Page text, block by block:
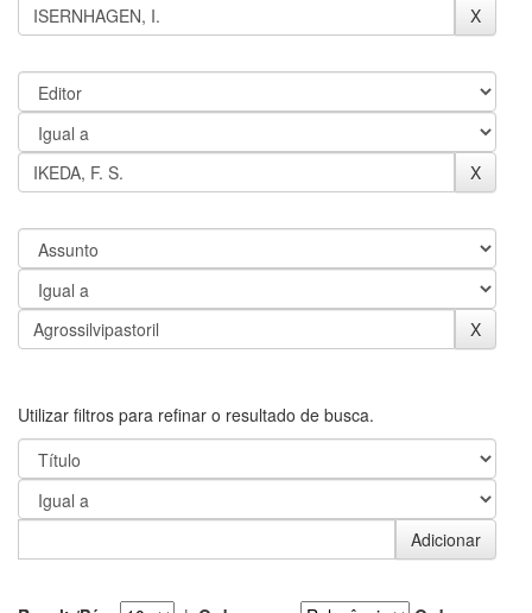
Utilizar filtros para refinar o resultado de busca.